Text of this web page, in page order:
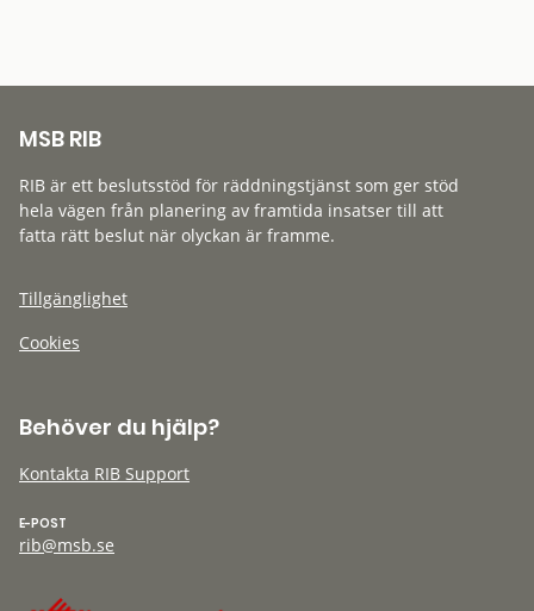
MSB RIB
RIB är ett beslutsstöd för räddningstjänst som ger stöd
hela vägen från planering av framtida insatser till att
fatta rätt beslut när olyckan är framme.
Tillgänglighet
Cookies
Behöver du hjälp?
Kontakta RIB Support
E-POST
rib@msb.se